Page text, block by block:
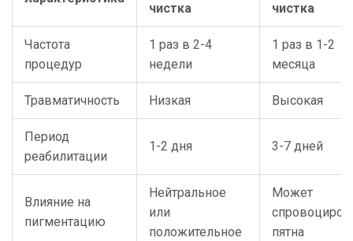
чистка
чистка
Частота
процедур
1 раз в 2-4
недели
1 раз в 1-2
месяца
Травматичность Низкая Высокая
Период
реабилитации
1-2 дня 3-7 дней
Влияние на
пигментацию
Нейтральное
или
положительное
Может
пятна